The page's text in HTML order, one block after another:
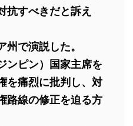
抗すべきだと訴え
で演説した。
ンピン）国家主席を
を痛烈に批判し、対
路線の修正を迫る方